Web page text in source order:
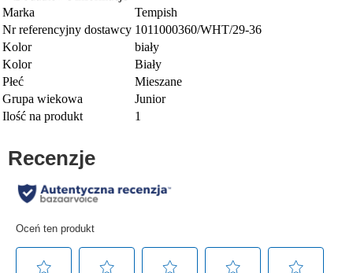
Marka
Tempish
Nr referencyjny dostawcy 1011000360/WHT/29-36
Kolor
biały
Kolor
Biały
Płeć
Mieszane
Grupa wiekowa
Junior
Ilość na produkt
1